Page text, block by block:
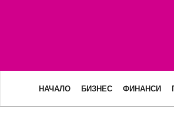
НАЧАЛО БИЗНЕС ФИНАНСИ